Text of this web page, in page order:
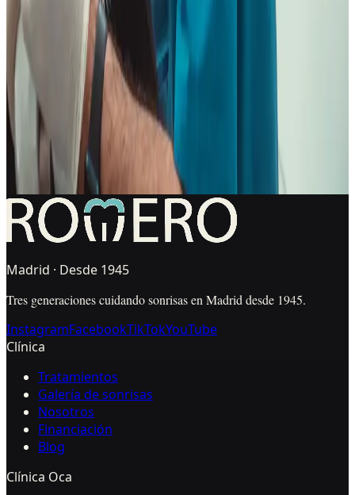
Pedir primera visita Revisar implantes desde La Latina
Preguntas Frecuentes
Resolvemos tus dudas
¿Tenéis clínica dental dentro de La Latina?
¿Puedo llevar un presupuesto o radiografías de otra
clínica?
+
¿Qué clínica recomendáis desde La Latina?
Madrid · Desde 1945
Tres generaciones cuidando sonrisas en Madrid desde 1945.
InstagramFacebookTikTokYouTube
Clínica
Tratamientos
Galería de sonrisas
Nosotros
Financiación
Blog
Clínica Oca